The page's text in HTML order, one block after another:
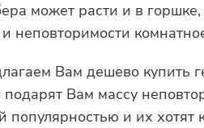
может расти и в
неповторимости
Вам дешево купить
Вам массу
популярностью и их